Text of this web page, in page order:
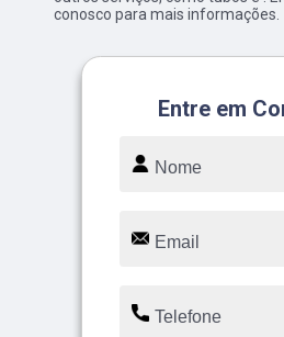
conosco para mais informações.
Entre em